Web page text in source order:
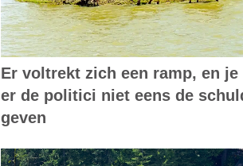
Er voltrekt zich een ramp, en je
er de politici niet eens de
geven